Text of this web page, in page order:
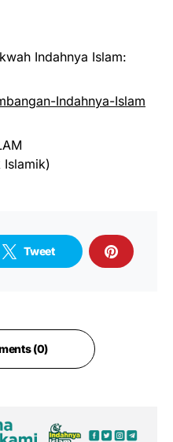
Indahnya Islam:
Indahnya-Islam
Tweet
(0)